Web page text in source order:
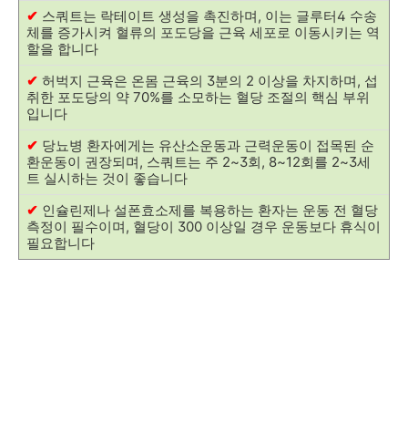
✔ 스쿼트는 락테이트 생성을 촉진하며, 이는 글루터4 수송
체를 증가시켜 혈류의 포도당을 근육 세포로 이동시키는 역
할을 합니다
✔ 허벅지 근육은 온몸 근육의 3분의 2 이상을 차지하며, 섭
취한 포도당의 약 70%를 소모하는 혈당 조절의 핵심 부위
입니다
✔ 당뇨병 환자에게는 유산소운동과 근력운동이 접목된 순
환운동이 권장되며, 스쿼트는 주 2~3회, 8~12회를 2~3세
트 실시하는 것이 좋습니다
✔ 인슐린제나 설폰효소제를 복용하는 환자는 운동 전 혈당
측정이 필수이며, 혈당이 300 이상일 경우 운동보다 휴식이
필요합니다